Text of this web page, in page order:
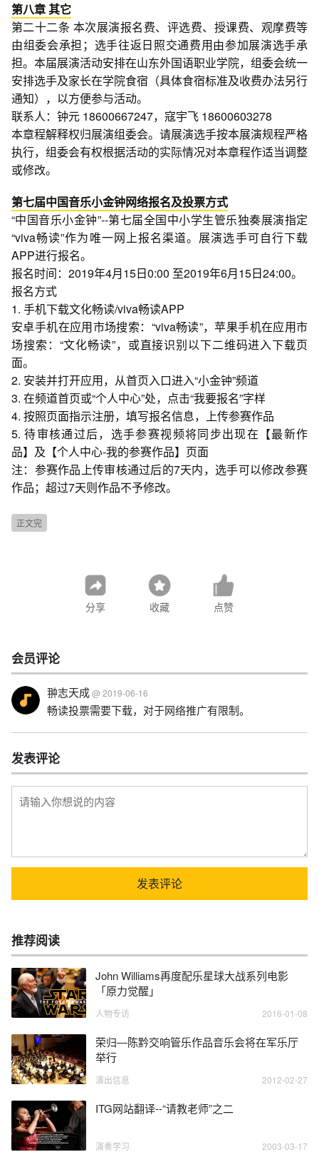
第八章 其它
第二十二条 本次展演报名费、评选费、授课费、观摩费等
由组委会承担；选手往返日照交通费用由参加展演选手承
担。本届展演活动安排在山东外国语职业学院，组委会统一
安排选手及家长在学院食宿（具体食宿标准及收费办法另行
通知），以方便参与活动。
联系人：钟元 18600667247，寇宇飞 18600603278
本章程解释权归展演组委会。请展演选手按本展演规程严格
执行，组委会有权根据活动的实际情况对本章程作适当调整
或修改。
第七届中国音乐小金钟网络报名及投票方式
“中国音乐小金钟”--第七届全国中小学生管乐独奏展演指定
“viva畅读”作为唯一网上报名渠道。展演选手可自行下载
APP进行报名。
报名时间：2019年4月15日0:00 至2019年6月15日24:00。
报名方式
1. 手机下载文化畅读/viva畅读APP
安卓手机在应用市场搜索：“viva畅读”，苹果手机在应用市
场搜索：“文化畅读”，或直接识别以下二维码进入下载页
面。
2. 安装并打开应用，从首页入口进入“小金钟”频道
3. 在频道首页或“个人中心”处，点击“我要报名”字样
4. 按照页面指示注册，填写报名信息，上传参赛作品
5. 待审核通过后，选手参赛视频将同步出现在【最新作
品】及【个人中心-我的参赛作品】页面
注：参赛作品上传审核通过后的7天内，选手可以修改参赛
作品；超过7天则作品不予修改。
正文完
分享 收藏 点赞
会员评论
翀志天成@ 2019-06-16
畅读投票需要下载，对于网络推广有限制。
发表评论
推荐阅读
John Williams再度配乐星球大战系列电影
「原力觉醒」
人物专访 2016-01-08
荣归―陈黔交响管乐作品音乐会将在军乐厅
举行
演出信息 2012-02-27
ITG网站翻译--“请教老师”之二
演奏学习 2003-03-17